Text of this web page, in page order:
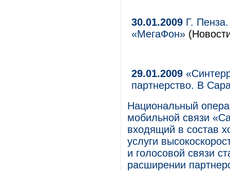
30.01.2009 Г.
«МегаФон»
29.01.2009
партнерство. В
Национальный
мобильной связи
входящий в состав
услуги
и голосовой связи
расширении